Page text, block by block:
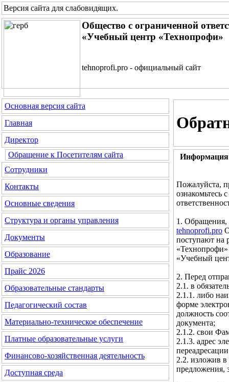
Версия сайта для слабовидящих.
Общество с ограниченной
«Учебный центр «Технопрофи»
tehnoprofi.pro - официальный сайт
Основная версия сайта
Главная
Директор
Обращение к Посетителям сайта
Сотрудники
Контакты
Основные сведения
Структура и органы управления
Документы
Образование
Прайс 2026
Образовательные стандарты
Педагогический состав
Материально-техническое обеспечение
Платные образовательные услуги
Финансово-хозяйственная деятельность
Доступная среда
Информация
Пожалуйста,
ознакомьтесь
1. Обращения,
tehnoprofi.pro
поступают на
«Технопрофи»
«Учебный
2. Перед
2.1. в
2.1.1. либо
форме
должность
документа;
2.1.2. свои
2.1.3. адрес
2.2. изложив в
предложения,